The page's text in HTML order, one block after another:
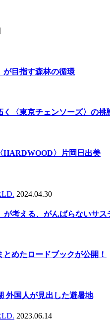
が目指す森林の循環
〈東京チェンソーズ〉の挑
HARDWOOD〉片岡日出美
2024.04.30
考える、がんばらないサス
めたロードブックが公開！
国人が見出した避暑地
2023.06.14